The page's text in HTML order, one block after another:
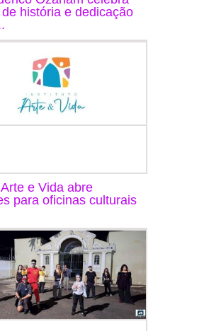
história e dedicação
e Vida abre
para oficinas culturais